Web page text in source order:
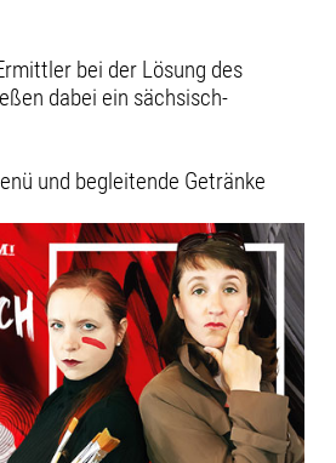
bei der Lösung des
dabei ein sächsisch-
und begleitende Getränke